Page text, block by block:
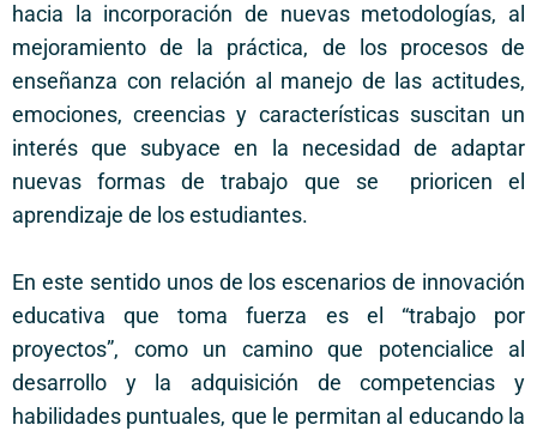
hacia la incorporación de nuevas metodologías, al
mejoramiento de la práctica, de los procesos de
enseñanza con relación al manejo de las actitudes,
emociones, creencias y características suscitan un
interés que subyace en la necesidad de adaptar
nuevas formas de trabajo que se prioricen el
aprendizaje de los estudiantes.
En este sentido unos de los escenarios de innovación
educativa que toma fuerza es el “trabajo por
proyectos”, como un camino que potencialice al
desarrollo y la adquisición de competencias y
habilidades puntuales, que le permitan al educando la